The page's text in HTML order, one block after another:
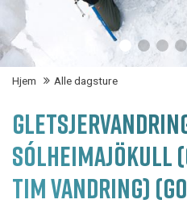
Hjem Alle dagsture
TIM VANDRING)